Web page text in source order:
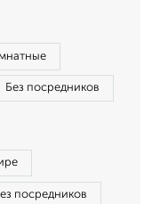
Без посредников
посредников